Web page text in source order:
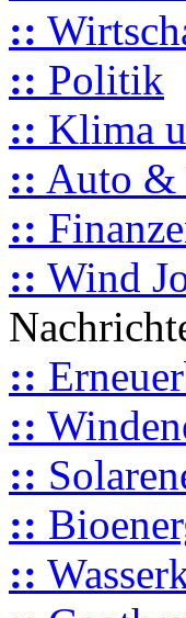
::
:: Politik
:: Klima
:: Auto &
::
:: Wind
::
::
::
::
::